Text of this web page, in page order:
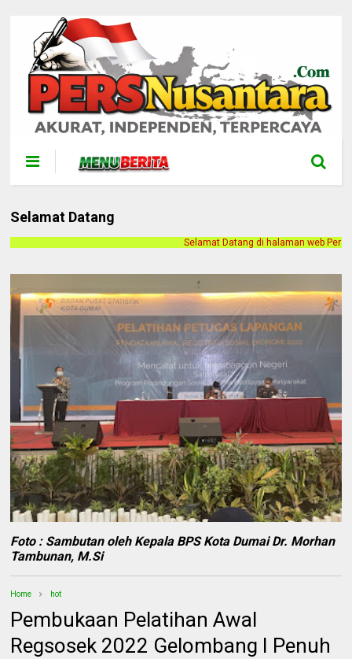
Selamat Datang
Selamat Datang di halaman web Persnusantara.com. Kami merilis
Foto : Sambutan oleh Kepala BPS Kota Dumai Dr. Morhan
Tambunan, M.Si
Home hot
Pembukaan Pelatihan Awal
Regsosek 2022 Gelombang I Penuh